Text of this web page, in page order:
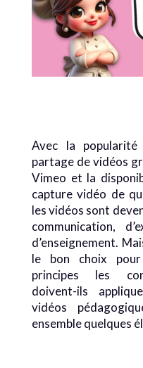
Avec la
partage de vidéos
Vimeo et la
capture vidéo de
les vidéos sont
communication,
d’enseignement.
le bon choix pour
principes les
doivent-ils
vidéos
ensemble quelques